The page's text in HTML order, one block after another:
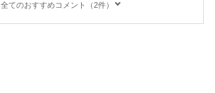
全てのおすすめコメント（2件）